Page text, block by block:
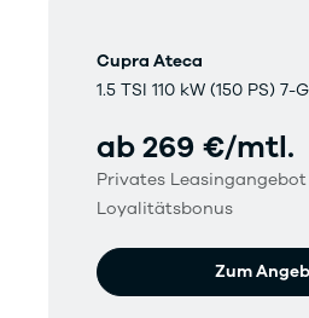
Cupra Ateca
1.5 TSI 110 kW (150 PS) 7-
ab 269 €/mtl.
Privates
Loyalitätsbonus
Zum